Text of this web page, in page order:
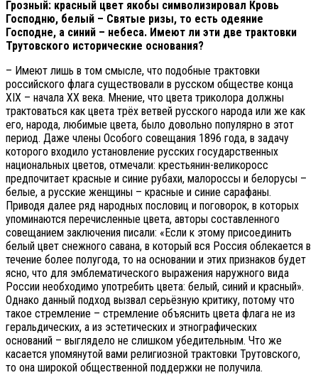
Грозный: красный цвет якобы символизировал Кровь
Господню, белый – Святые ризы, то есть одеяние
Господне, а синий – небеса. Имеют ли эти две трактовки
Трутовского исторические основания?
– Имеют лишь в том смысле, что подобные трактовки
российского флага существовали в русском обществе конца
XIX – начала XX века. Мнение, что цвета триколора должны
трактоваться как цвета трёх ветвей русского народа или же как
его, народа, любимые цвета, было довольно популярно в этот
период. Даже члены Особого совещания 1896 года, в задачу
которого входило установление русских государственных
национальных цветов, отмечали: крестьянин-великоросс
предпочитает красные и синие рубахи, малороссы и белорусы –
белые, а русские женщины – красные и синие сарафаны.
Приводя далее ряд народных пословиц и поговорок, в которых
упоминаются перечисленные цвета, авторы составленного
совещанием заключения писали: «Если к этому присоединить
белый цвет снежного савана, в который вся Россия облекается в
течение более полугода, то на основании и этих признаков будет
ясно, что для эмблематического выражения наружного вида
России необходимо употребить цвета: белый, синий и красный».
Однако данный подход вызвал серьёзную критику, потому что
такое стремление – стремление объяснить цвета флага не из
геральдических, а из эстетических и этнографических
оснований – выглядело не слишком убедительным. Что же
касается упомянутой вами религиозной трактовки Трутовского,
то она широкой общественной поддержки не получила.